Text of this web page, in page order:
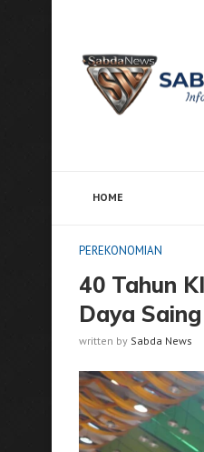
HOME
PEREKONOMIAN
40 Tahun
Daya
written by Sabda News